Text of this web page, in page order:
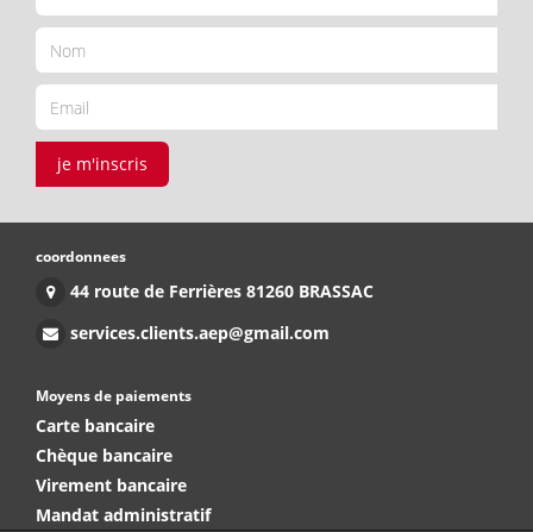
je m'inscris
coordonnees
44 route de Ferrières 81260 BRASSAC
services.clients.aep@gmail.com
Moyens de paiements
Carte bancaire
Chèque bancaire
Virement bancaire
Mandat administratif